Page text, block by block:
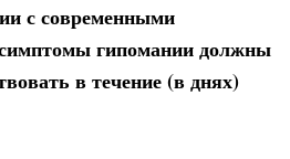
с современными
гипомании должны
в течение (в днях)